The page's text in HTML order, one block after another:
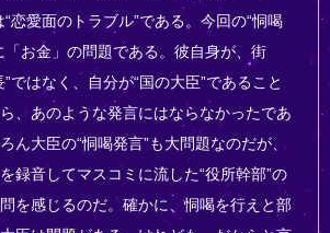
“恋愛面のトラブル”である。今回の“恫喝
「お金」の問題である。彼自身が、街
ではなく、自分が“国の大臣”であること
、あのような発言にはならなかったであ
ん大臣の“恫喝発言”も大問題なのだが、
録音してマスコミに流した“役所幹部”の
を感じるのだ。確かに、恫喝を行えと部